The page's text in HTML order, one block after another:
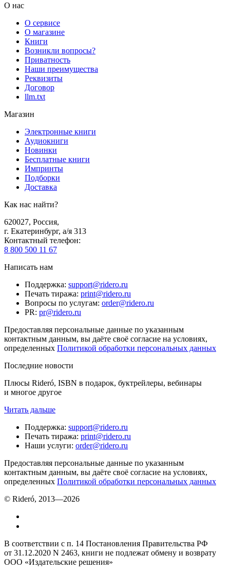
О нас
О сервисе
О магазине
Книги
Возникли вопросы?
Приватность
Наши преимущества
Реквизиты
Договор
llm.txt
Магазин
Электронные книги
Аудиокниги
Новинки
Бесплатные книги
Импринты
Подборки
Доставка
Как нас найти?
620027, Россия,
г. Екатеринбург, а/я 313
Контактный телефон:
8 800 500 11 67
Написать нам
Поддержка: support@ridero.ru
Печать тиража: print@ridero.ru
Вопросы по услугам: order@ridero.ru
PR: pr@ridero.ru
Предоставляя персональные данные по указанным
контактным данным, вы даёте своё согласие на условиях,
определенных Политикой обработки персональных данных
Последние новости
Плюсы Rideró, ISBN в подарок, буктрейлеры, вебинары
и многое другое
Читать дальше
Поддержка: support@ridero.ru
Печать тиража: print@ridero.ru
Наши услуги: order@ridero.ru
Предоставляя персональные данные по указанным
контактным данным, вы даёте своё согласие на условиях,
определенных Политикой обработки персональных данных
© Rideró, 2013—2026
В соответствии с п. 14 Постановления Правительства РФ
от 31.12.2020 N 2463, книги не подлежат обмену и возврату
ООО «Издательские решения»